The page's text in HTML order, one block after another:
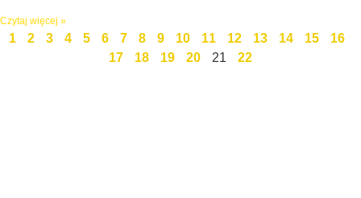
Czytaj więcej »
1 2 3 4 5 6 7 8 9 10 11 12 13 14 15
16
17
18 19 20 21 22